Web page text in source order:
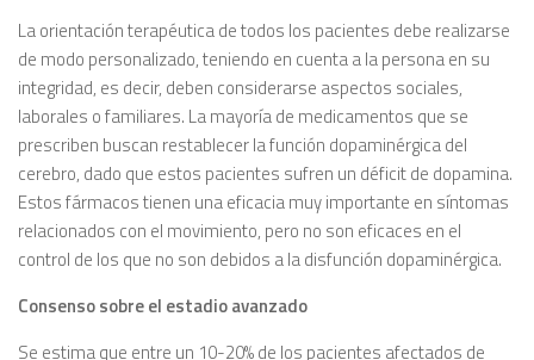
La orientación terapéutica de todos los pacientes debe realizarse
de modo personalizado, teniendo en cuenta a la persona en su
integridad, es decir, deben considerarse aspectos sociales,
laborales o familiares. La mayoría de medicamentos que se
prescriben buscan restablecer la función dopaminérgica del
cerebro, dado que estos pacientes sufren un déficit de dopamina.
Estos fármacos tienen una eficacia muy importante en síntomas
relacionados con el movimiento, pero no son eficaces en el
control de los que no son debidos a la disfunción dopaminérgica.
Consenso sobre el estadio avanzado
Se estima que entre un 10-20% de los pacientes afectados de